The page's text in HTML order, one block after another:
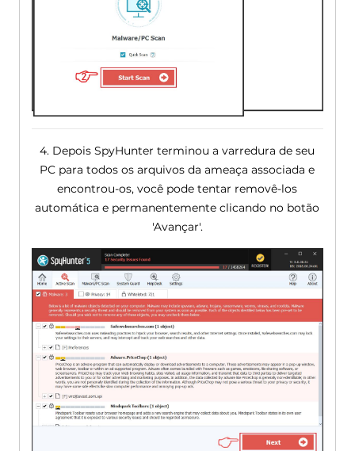
4. Depois SpyHunter terminou a varredura de seu
PC para todos os arquivos da ameaça associada e
encontrou-os, você pode tentar removê-los
automática e permanentemente clicando no botão
'Avançar'.